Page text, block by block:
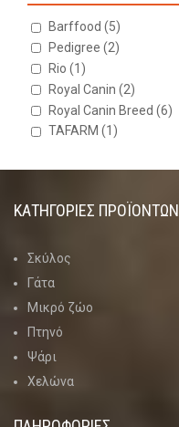
Barffood (5)
Pedigree (2)
Rio (1)
Royal Canin (2)
Royal Canin Breed (6)
TAFARM (1)
ΚΑΤΗΓΟΡΊΕΣ ΠΡΟΪΌΝΤΩΝ
Σκύλος
Γάτα
Μικρό ζώο
Πτηνό
Ψάρι
Χελώνα